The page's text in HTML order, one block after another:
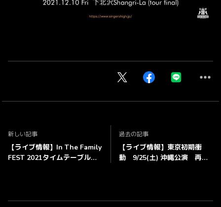
新しい記事
【ライブ情報】In The Family
FEST 2021タイムテーブル解
過去の記事
【ライブ情報】東京初期衝
動 9/25(土) 沖縄公演 再延